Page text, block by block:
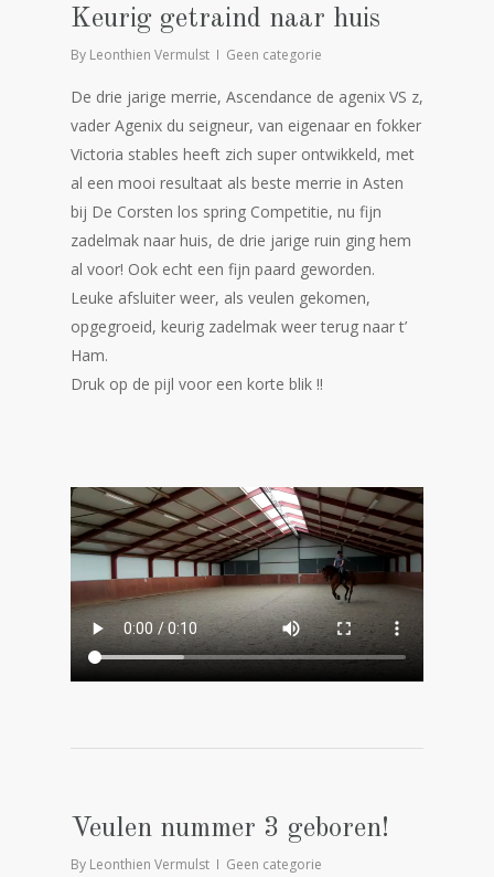
Keurig getraind naar huis
By Leonthien Vermulst Geen categorie
De drie jarige merrie, Ascendance de agenix VS z,
vader Agenix du seigneur, van eigenaar en fokker
Victoria stables heeft zich super ontwikkeld, met
al een mooi resultaat als beste merrie in Asten
bij De Corsten los spring Competitie, nu fijn
zadelmak naar huis, de drie jarige ruin ging hem
al voor! Ook echt een fijn paard geworden.
Leuke afsluiter weer, als veulen gekomen,
opgegroeid, keurig zadelmak weer terug naar t’
Ham.
Druk op de pijl voor een korte blik !!
Veulen nummer 3 geboren!
By Leonthien Vermulst Geen categorie